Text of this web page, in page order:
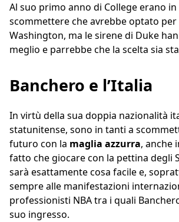
Al suo primo anno di College erano
scommettere che avrebbe optato per
Washington, ma le sirene di Duke
meglio e parrebbe che la scelta sia
Banchero e l’Italia
In virtù della sua doppia nazionalità
statunitense, sono in tanti a
futuro con la maglia azzurra, anche
fatto che giocare con la pettina degli
sarà esattamente cosa facile e,
sempre alle manifestazioni
professionisti NBA tra i quali
suo ingresso.